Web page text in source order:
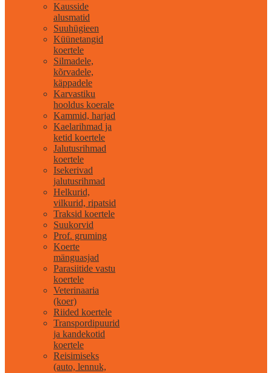
Kausside
alusmatid
Suuhügieen
Küünetangid
koertele
Silmadele,
kõrvadele,
käppadele
Karvastiku
hooldus koerale
Kammid, harjad
Kaelarihmad ja
ketid koertele
Jalutusrihmad
koertele
Isekerivad
jalutusrihmad
Helkurid,
vilkurid, ripatsid
Traksid koertele
Suukorvid
Prof. gruming
Koerte
mänguasjad
Parasiitide vastu
koertele
Veterinaaria
(koer)
Riided koertele
Transpordipuurid
ja kandekotid
koertele
Reisimiseks
(auto, lennuk,